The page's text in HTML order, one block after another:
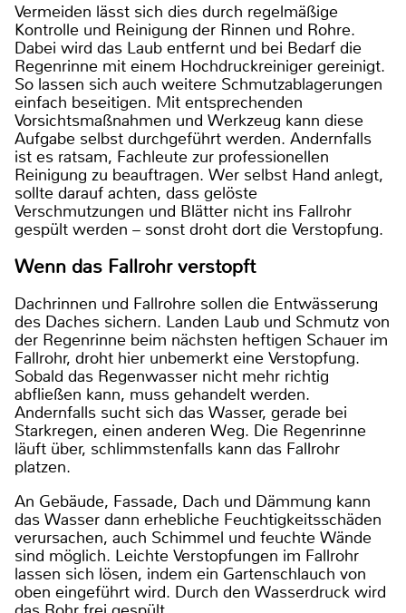
Vermeiden lässt sich dies durch regelmäßige
Kontrolle und Reinigung der Rinnen und Rohre.
Dabei wird das Laub entfernt und bei Bedarf die
Regenrinne mit einem Hochdruckreiniger gereinigt.
So lassen sich auch weitere Schmutzablagerungen
einfach beseitigen. Mit entsprechenden
Vorsichtsmaßnahmen und Werkzeug kann diese
Aufgabe selbst durchgeführt werden. Andernfalls
ist es ratsam, Fachleute zur professionellen
Reinigung zu beauftragen. Wer selbst Hand anlegt,
sollte darauf achten, dass gelöste
Verschmutzungen und Blätter nicht ins Fallrohr
gespült werden – sonst droht dort die Verstopfung.
Wenn das Fallrohr verstopft
Dachrinnen und Fallrohre sollen die Entwässerung
des Daches sichern. Landen Laub und Schmutz von
der Regenrinne beim nächsten heftigen Schauer im
Fallrohr, droht hier unbemerkt eine Verstopfung.
Sobald das Regenwasser nicht mehr richtig
abfließen kann, muss gehandelt werden.
Andernfalls sucht sich das Wasser, gerade bei
Starkregen, einen anderen Weg. Die Regenrinne
läuft über, schlimmstenfalls kann das Fallrohr
platzen.
An Gebäude, Fassade, Dach und Dämmung kann
das Wasser dann erhebliche Feuchtigkeitsschäden
verursachen, auch Schimmel und feuchte Wände
sind möglich. Leichte Verstopfungen im Fallrohr
lassen sich lösen, indem ein Gartenschlauch von
oben eingeführt wird. Durch den Wasserdruck wird